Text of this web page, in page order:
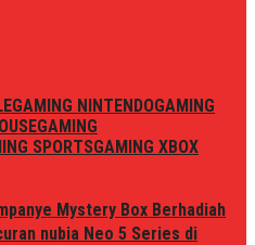
GAMING NINTENDOGAMING
GAMING
SPORTSGAMING XBOX
Mystery Box Berhadiah
nubia Neo 5 Series di